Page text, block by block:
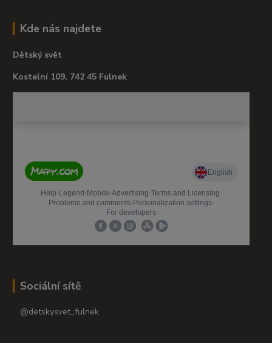
Kde nás najdete
Dětský svět
Kostelní 109, 742 45 Fulnek
Sociální sítě
@detskysvet_fulnek